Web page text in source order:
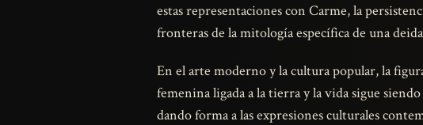
estas representaciones con Carme, la
fronteras de la mitología específica de una
En el arte moderno y la cultura popular, la
femenina ligada a la tierra y la vida sigue
dando forma a las expresiones culturales